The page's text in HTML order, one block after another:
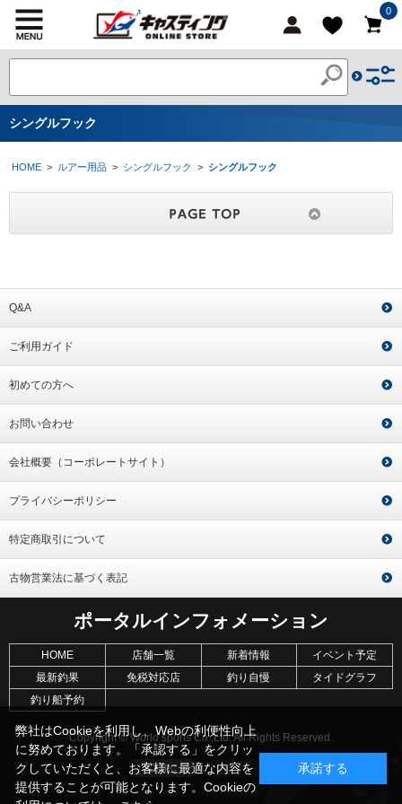
0
シングルフック
HOME > ルアー用品 > シングルフック > シングルフック
Q&A
ご利用ガイド
初めての方へ
お問い合わせ
会社概要（コーポレートサイト）
プライバシーポリシー
特定商取引について
古物営業法に基づく表記
ポータルインフォメーション
HOME 店舗一覧 新着情報
イベント予定
最新釣果
免税対応店 釣り自慢
タイドグラフ
釣り船予約
Copyright © World sports Co.,Ltd. All Rights Reserved.
弊社はCookieを利用し、Webの利便性向上
に努めております。「承認する」をクリッ
クしていただくと、お客様に最適な内容を
提供することが可能となります。Cookieの
承諾する